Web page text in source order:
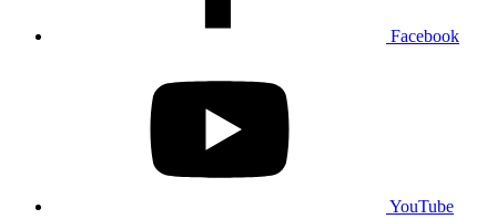
Facebook
YouTube